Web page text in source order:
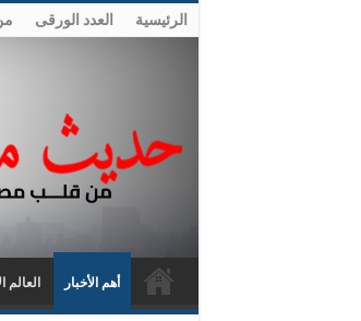
الرئيسية العدد الورقى
أهم الأخبار العالم